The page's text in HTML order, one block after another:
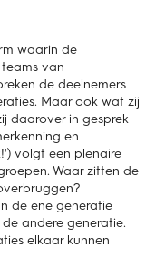
waarin de
van
de deelnemers
Maar ook wat zij
daarover in gesprek
en
volgt een plenaire
Waar zitten de
de ene generatie
andere generatie.
elkaar kunnen